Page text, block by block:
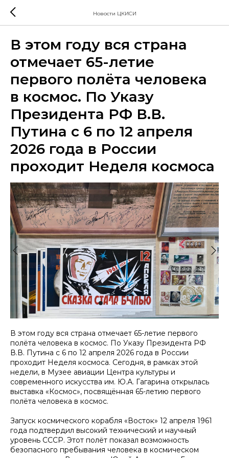
Новости ЦКИСИ
В этом году вся страна
отмечает 65-летие
первого полёта человека
в космос. По Указу
Президента РФ В.В.
Путина с 6 по 12 апреля
2026 года в России
проходит Неделя космоса
В этом году вся страна отмечает 65-летие первого
полёта человека в космос. По Указу Президента РФ
В.В. Путина с 6 по 12 апреля 2026 года в России
проходит Неделя космоса. Сегодня, в рамках этой
недели, в Музее авиации Центра культуры и
современного искусства им. Ю.А. Гагарина открылась
выставка «Космос», посвящённая 65-летию первого
полёта человека в космос.
Запуск космического корабля «Восток» 12 апреля 1961
года подтвердил высокий технический и научный
уровень СССР. Этот полёт показал возможность
безопасного пребывания человека в космическом